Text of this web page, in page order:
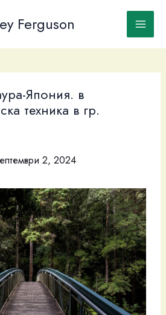
Ferguson
Япония. в
техника в гр.
2, 2024